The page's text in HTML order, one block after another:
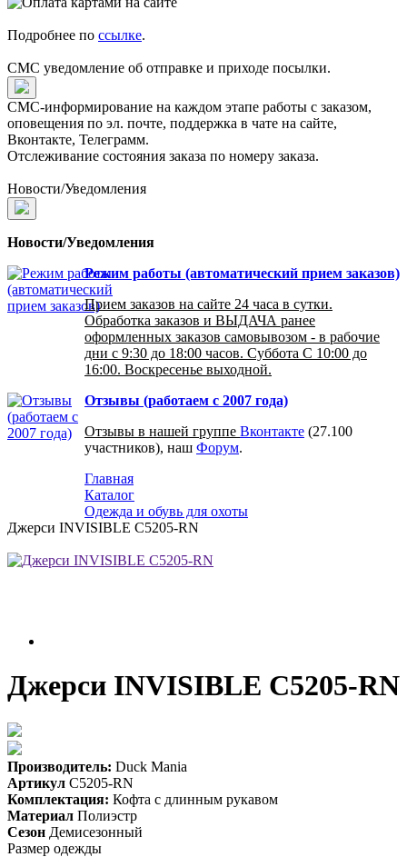
Подробнее по ссылке.
СМС уведомление об отправке и приходе посылки.
СМС-информирование на каждом этапе работы с заказом,
оповещения по эл. почте, поддержка в чате на сайте,
Вконтакте, Телеграмм.
Отслеживание состояния заказа по номеру заказа.
Новости/Уведомления
Новости/Уведомления
Режим работы (автоматический прием заказов)
Прием заказов на сайте 24 часа в сутки.
Обработка заказов и ВЫДАЧА ранее
оформленных заказов самовывозом - в рабочие
дни с 9:30 до 18:00 часов. Суббота С 10:00 до
16:00. Воскресенье выходной.
Отзывы (работаем с 2007 года)
Отзывы в нашей группе Вконтакте (27.100
участников), наш Форум.
Главная
Каталог
Одежда и обувь для охоты
Джерси INVISIBLE C5205-RN
Джерси INVISIBLE C5205-RN
Производитель: Duck Mania
Артикул C5205-RN
Комплектация: Кофта с длинным рукавом
Материал Полиэстр
Сезон Демисезонный
Размер одежды